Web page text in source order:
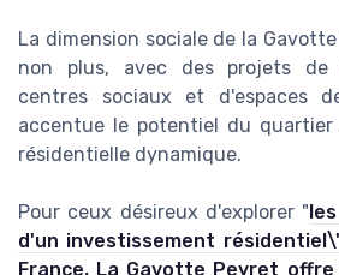
La dimension sociale de la
non plus, avec des projets de
centres sociaux et d'espaces
accentue le potentiel du quartier
résidentielle dynamique.
Pour ceux désireux d'explorer "
d'un investissement
France, La Gavotte Peyret